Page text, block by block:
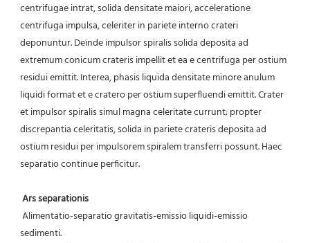
centrifugae intrat, solida densitate maiori, acceleratione
centrifuga impulsa, celeriter in pariete interno crateri
deponuntur. Deinde impulsor spiralis solida deposita ad
extremum conicum crateris impellit et ea e centrifuga per ostium
residui emittit. Interea, phasis liquida densitate minore anulum
liquidi format et e cratero per ostium superfluendi emittit. Crater
et impulsor spiralis simul magna celeritate currunt; propter
discrepantia celeritatis, solida in pariete crateris deposita ad
ostium residui per impulsorem spiralem transferri possunt. Haec
separatio continue perficitur.
Ars separationis
sedimenti.